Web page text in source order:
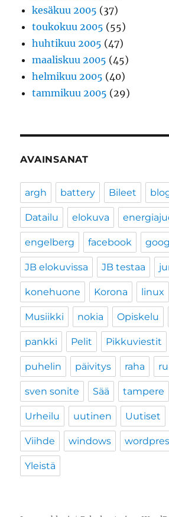
kesäkuu 2005 (37)
toukokuu 2005 (55)
huhtikuu 2005 (47)
maaliskuu 2005 (45)
helmikuu 2005 (40)
tammikuu 2005 (29)
AVAINSANAT
argh battery Bileet
Datailu elokuva
engelberg facebook
JB elokuvissa JB testaa
konehuone Korona linux
Musiikki nokia Opiskelu
pankki Pelit Pikkuviestit
puhelin päivitys raha
sven sonite Sää tampere
Urheilu uutinen Uutiset
Viihde windows
Yleistä